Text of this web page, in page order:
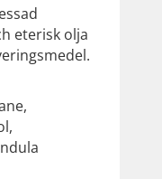
eterisk olja